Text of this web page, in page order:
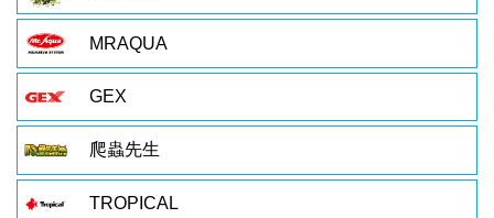
MRAQUA
GEX
爬蟲先生
TROPICAL